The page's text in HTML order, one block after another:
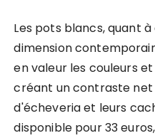
Les pots blancs, quant
dimension
en valeur les couleurs
créant un contraste net
d'écheveria et leurs
disponible pour 33